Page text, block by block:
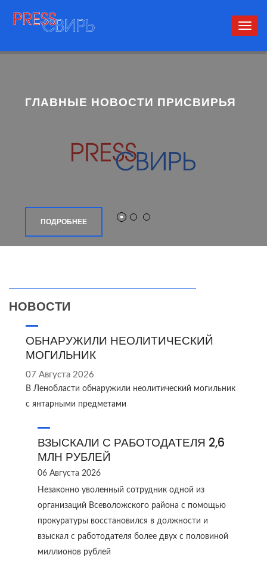
ПОДРОБНЕЕ
НОВОСТИ
ОБНАРУЖИЛИ НЕОЛИТИЧЕСКИЙ
МОГИЛЬНИК
07 Августа 2026
В Ленобласти обнаружили неолитический могильник
с янтарными предметами
ВЗЫСКАЛИ С РАБОТОДАТЕЛЯ 2,6
МЛН РУБЛЕЙ
06 Августа 2026
Незаконно уволенный сотрудник одной из
организаций Всеволожского района с помощью
прокуратуры восстановился в должности и
взыскал с работодателя более двух с половиной
миллионов рублей